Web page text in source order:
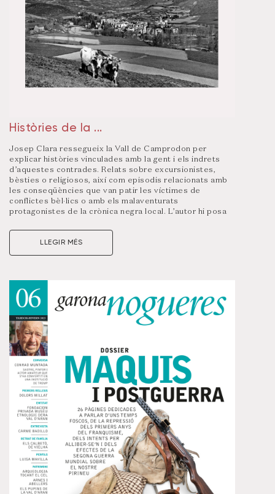
Històries de la ...
Josep Clara ressegueix la Vall de Camprodon per
explicar històries vinculades amb la gent i els indrets
d’aquestes contrades. Relats sobre excursionistes,
bèsties o religiosos, així com episodis relacionats amb
les conseqüències que van patir les víctimes de
conflictes bèl·lics o amb els malaventurats
protagonistes de la crònica negra local. L’autor hi posa
‘El caliu de la memòria’, que es fonamenta a través d’un
exhaustiu treball de documentació, una recerca que
dota la publicació de fiabilitat i precisió: al darrere de
Aquesta base documental es complementa amb un
recull fotogràfic que també ens fa anar de recules cap al
passat, sempre amb l’objectiu de conèixer com era la
vall i com era la vida que s’hi esmunyia: de l’estiueig a
Camprodon o les excursions des de Setcases o Molló
muntanya amunt cap als estralls dels aiguats i les
nevades o als records d’uns temps tenyits per la
dictadura franquista.
LLEGIR MÉS